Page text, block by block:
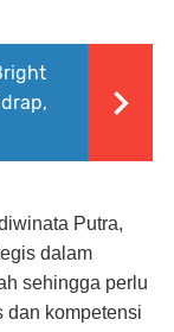
Putra,
dalam
sehingga perlu
dan kompetensi